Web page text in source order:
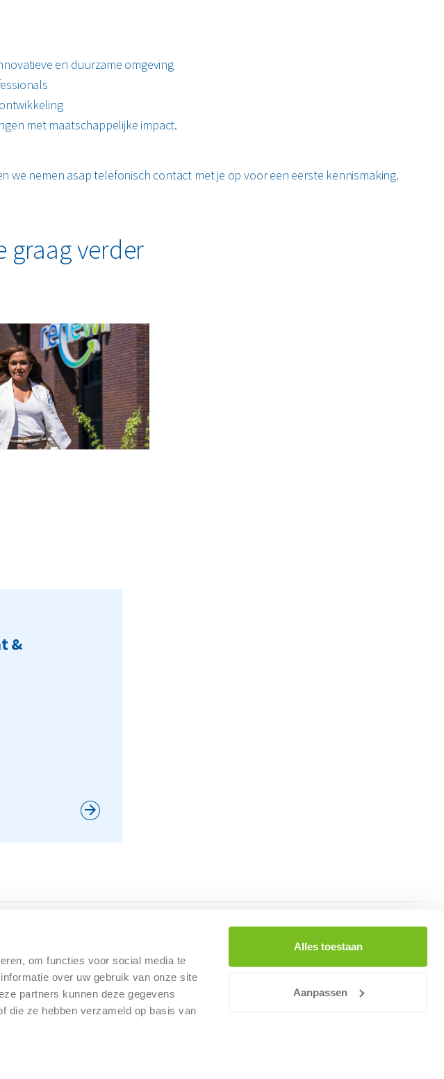
om functies voor social media te
over uw gebruik van onze site
partners kunnen deze gegevens
die ze hebben verzameld op basis van
Alles toestaan
Aanpassen
en duurzame omgeving
met maatschappelijke impact.
we nemen asap telefonisch contact met je op voor een eerste kennismaking.
graag verder
&
Vragen over werken bij Renewi?
Neem contact op met onze Recruiters via